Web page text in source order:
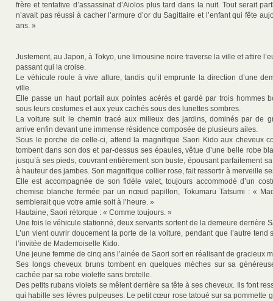
frère et tentative d’assassinat d’Aiolos plus tard dans la nuit. Tout serait
n’avait pas réussi à cacher l’armure d’or du Sagittaire et l’enfant qui fête
ans. »
Justement, au Japon, à Tokyo, une limousine noire traverse la ville et attire
passant qui la croise.
Le véhicule roule à vive allure, tandis qu’il emprunte la direction d’une
ville.
Elle passe un haut portail aux pointes acérés et gardé par trois hommes
sous leurs costumes et aux yeux cachés sous des lunettes sombres.
La voiture suit le chemin tracé aux milieux des jardins, dominés par de
arrive enfin devant une immense résidence composée de plusieurs ailes.
Sous le porche de celle-ci, attend la magnifique Saori Kido aux cheveux
tombent dans son dos et par-dessus ses épaules, vêtue d’une belle robe
jusqu’à ses pieds, couvrant entièrement son buste, épousant parfaitement
à hauteur des jambes. Son magnifique collier rose, fait ressortir à merveille
Elle est accompagnée de son fidèle valet, toujours accommodé d’un
chemise blanche fermée par un nœud papillon, Tokumaru Tatsumi : «
semblerait que votre amie soit à l’heure. »
Hautaine, Saori rétorque : « Comme toujours. »
Une fois le véhicule stationné, deux servants sortent de la demeure derrière
L’un vient ouvrir doucement la porte de la voiture, pendant que l’autre tend
l’invitée de Mademoiselle Kido.
Une jeune femme de cinq ans l’ainée de Saori sort en réalisant de gracieux
Ses longs cheveux bruns tombent en quelques mèches sur sa
cachée par sa robe violette sans bretelle.
Des petits rubans violets se mêlent derrière sa tête à ses cheveux. Ils font
qui habille ses lèvres pulpeuses. Le petit cœur rose tatoué sur sa pommette